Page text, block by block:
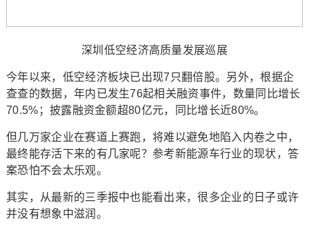
深圳低空经济高质量发展巡展
今年以来，低空经济板块已出现7只翻倍股。另外，根据企
查查的数据，年内已发生76起相关融资事件，数量同比增长
70.5%；披露融资金额超80亿元，同比增长近80%。
但几万家企业在赛道上赛跑，将难以避免地陷入内卷之中，
最终能存活下来的有几家呢？参考新能源车行业的现状，答
案恐怕不会太乐观。
其实，从最新的三季报中也能看出来，很多企业的日子或许
并没有想象中滋润。